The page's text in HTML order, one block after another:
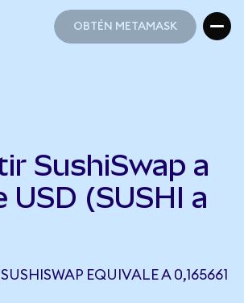
OBTÉN METAMASK
SushiSwap a
USD (SUSHI a
EQUIVALE A 0,165661